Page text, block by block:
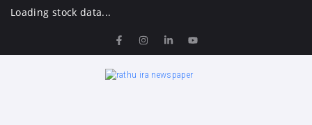
Loading stock data...